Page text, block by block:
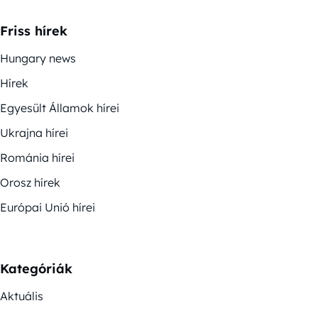
Friss hírek
Hungary news
Hírek
Egyesült Államok hírei
Ukrajna hírei
Románia hírei
Orosz hírek
Európai Unió hírei
Kategóriák
Aktuális